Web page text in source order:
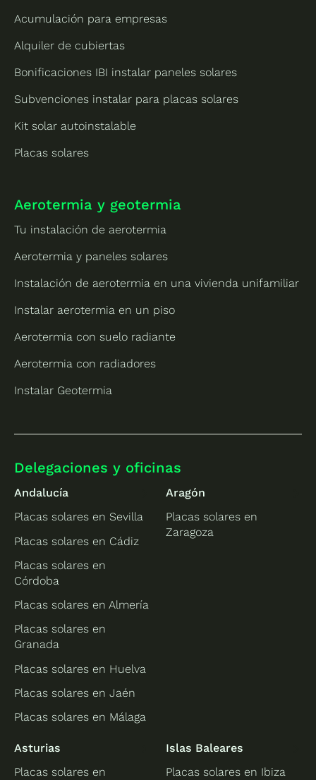
Acumulación para empresas
Alquiler de cubiertas
Bonificaciones IBI instalar paneles solares
Subvenciones instalar para placas solares
Kit solar autoinstalable
Placas solares
Aerotermia y geotermia
Tu instalación de aerotermia
Aerotermia y paneles solares
Instalación de aerotermia en una vivienda unifamiliar
Instalar aerotermia en un piso
Aerotermia con suelo radiante
Aerotermia con radiadores
Instalar Geotermia
Delegaciones y oficinas
Andalucía
Placas solares en Sevilla
Placas solares en Cádiz
Placas solares en
Córdoba
Placas solares en Almería
Placas solares en
Granada
Placas solares en Huelva
Placas solares en Jaén
Placas solares en Málaga
Aragón
Placas solares en
Zaragoza
Asturias
Placas solares en
Islas Baleares
Placas solares en Ibiza